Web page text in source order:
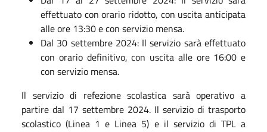
effettuato con orario ridotto, con uscita anticipata
alle ore 13:30 e con servizio mensa.
Dal 30 settembre 2024: Il servizio sarà effettuato
con orario definitivo, con uscita alle ore 16:00 e
con servizio mensa.
Il servizio di refezione scolastica sarà operativo a
partire dal 17 settembre 2024. Il servizio di trasporto
scolastico (Linea 1 e Linea 5) e il servizio di TPL a